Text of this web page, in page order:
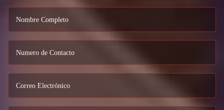
Nombre Completo
Numero de Contacto
Correo Electrónico